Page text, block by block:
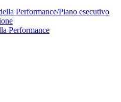
Performance/Piano esecutivo
Performance